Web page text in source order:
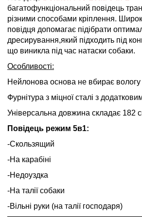
багатофункціональний повідець
різними способами кріплення.
повідця допомагає підібрати
дресирування,який підходить під
що виникла під час натаски собаки.
Особливості:
Нейлонова основа не вбирає вологу
Фурнітура з міцної сталі з
Універсальна довжина складає 182
Повідець режим 5в1:
-Скользящий
-На карабіні
-Недоуздка
-На талії собаки
-Вільні руки (на талії господаря)